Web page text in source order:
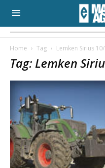
Home Tag Lemken Sirius
Tag: Lemken